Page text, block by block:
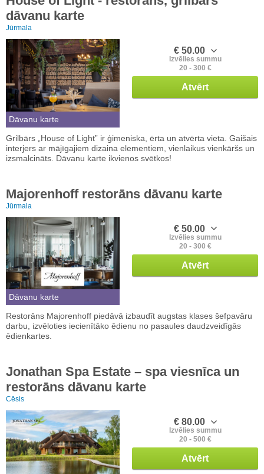
dāvanu karte
Jūrmala
Dāvanu karte
€ 50.00
Izvēlies summu
20 - 300 €
Atvērt
Grilbārs „House of Light” ir ģimeniska, ērta un atvērta vieta. Gaišais
interjers ar mājīgajiem dizaina elementiem, vienlaikus vienkāršs un
izsmalcināts. Dāvanu karte ikvienos svētkos!
Majorenhoff restorāns dāvanu karte
Jūrmala
Dāvanu karte
€ 50.00
Izvēlies summu
20 - 300 €
Atvērt
Restorāns Majorenhoff piedāvā izbaudīt augstas klases šefpavāru
darbu, izvēloties iecienītāko ēdienu no pasaules daudzveidīgās
ēdienkartes.
Jonathan Spa Estate – spa viesnīca un
restorāns dāvanu karte
Cēsis
€ 80.00
Izvēlies summu
20 - 500 €
Atvērt